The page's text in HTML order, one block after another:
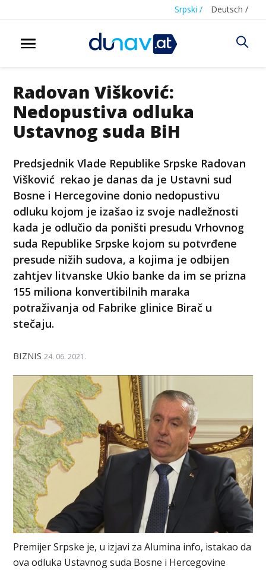
Srpski / Deutsch /
Radovan Višković:
Nedopustiva odluka
Ustavnog suda BiH
Predsjednik Vlade Republike Srpske Radovan
Višković rekao je danas da je Ustavni sud
Bosne i Hercegovine donio nedopustivu
odluku kojom je izašao iz svoje nadležnosti
kada je odlučio da poništi presudu Vrhovnog
suda Republike Srpske kojom su potvrđene
presude nižih sudova, a kojima je odbijen
zahtjev litvanske Ukio banke da im se prizna
155 miliona konvertibilnih maraka
potraživanja od Fabrike glinice Birač u
stečaju.
BIZNIS 24. 06. 2021.
Premijer Srpske je, u izjavi za Alumina info, istakao da
ova odluka Ustavnog suda Bosne i Hercegovine